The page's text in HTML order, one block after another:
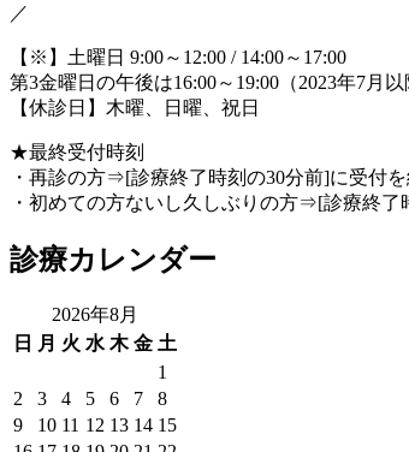
／
【※】土曜日 9:00～12:00 / 14:00～17:00
第3金曜日の午後は16:00～19:00（2023年7月
【休診日】木曜、日曜、祝日
★最終受付時刻
・再診の方⇒[診療終了時刻の30分前]に受付
・初めての方ないし久しぶりの方⇒[診療終了
診療カレンダー
2026年8月
日
月 火 水 木 金 土
1
2
3 4 5 6 7
8
9
10 11 12 13 14 15